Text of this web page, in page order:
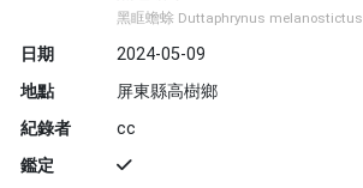
黑眶蟾蜍 Duttaphrynus melanostictus
日期
2024-05-09
地點
屏東縣高樹鄉
紀錄者
cc
鑑定